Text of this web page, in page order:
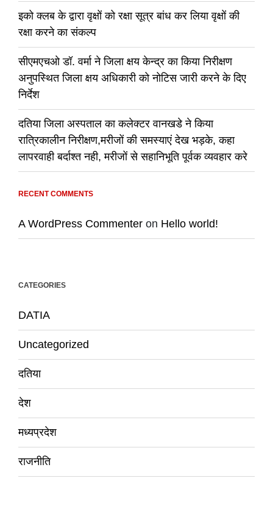
इको क्लब के द्वारा वृक्षों को रक्षा सूत्र बांध कर लिया वृक्षों की
रक्षा करने का संकल्प
सीएमएचओ डॉ. वर्मा ने जिला क्षय केन्द्र का किया निरीक्षण
अनुपस्थित जिला क्षय अधिकारी को नोटिस जारी करने के दिए
निर्देश
दतिया जिला अस्पताल का कलेक्टर वानखडे ने किया
रात्रिकालीन निरीक्षण,मरीजों की समस्याएं देख भड़के, कहा
लापरवाही बर्दाश्त नही, मरीजों से सहानिभूति पूर्वक व्यवहार करे
RECENT COMMENTS
A WordPress Commenter on Hello world!
CATEGORIES
DATIA
Uncategorized
दतिया
देश
मध्यप्रदेश
राजनीति